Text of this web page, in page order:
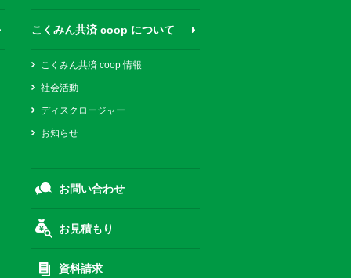
こくみん共済 coop について
こくみん共済 coop 情報
社会活動
ディスクロージャー
お知らせ
お問い合わせ
お見積もり
資料請求